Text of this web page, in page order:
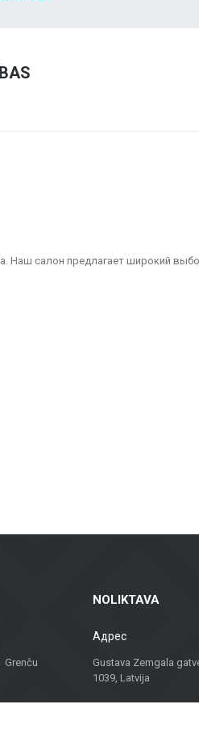
салон предлагает широкий
Grenču
NOLIKTAVA
Адрес
Gustava Zemgala
1039, Latvija